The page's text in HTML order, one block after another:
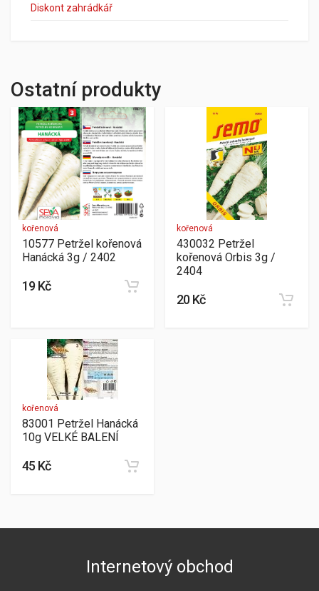
Diskont zahrádkář
Ostatní produkty
kořenová
10577 Petržel kořenová
Hanácká 3g / 2402
19 Kč
kořenová
430032 Petržel
kořenová Orbis 3g /
2404
20 Kč
kořenová
83001 Petržel Hanácká
10g VELKÉ BALENÍ
45 Kč
Internetový obchod